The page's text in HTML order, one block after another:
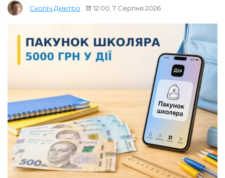
Скопіч Дмитро 12:00, 7 Серпня 2026